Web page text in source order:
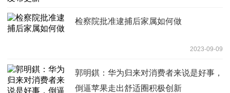
检察院批准逮捕后家属如何做
2023-09-09
郭明錤：华为归来对消费者来说是好事，
倒逼苹果走出舒适圈积极创新